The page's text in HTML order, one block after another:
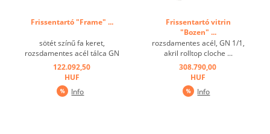
Frissentartó "Frame" ...
sötét színű fa keret,
rozsdamentes acél tálca GN
1/1, rolltop cloche, hűtőakku
...
122.092,50
HUF
Info
Frissentartó vitrin
"Bozen" ...
rozsdamentes acél, GN 1/1,
akril rolltop cloche ...
308.790,00
HUF
Info